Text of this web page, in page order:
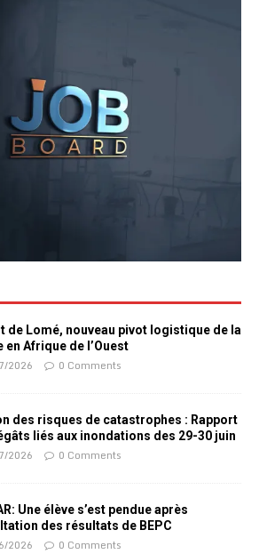
de Lomé, nouveau pivot logistique de la
en Afrique de l’Ouest
2026 0 Comments
des risques de catastrophes : Rapport
liés aux inondations des 29-30 juin
2026 0 Comments
Une élève s’est pendue après
des résultats de BEPC
2026 0 Comments